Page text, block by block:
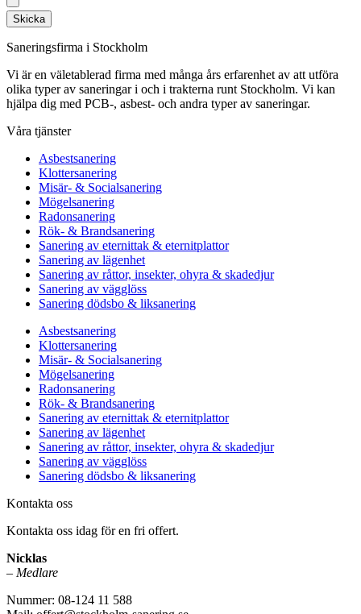
Skicka
Saneringsfirma i Stockholm
Vi är en väletablerad firma med många års erfarenhet av att utföra
olika typer av saneringar i och i trakterna runt Stockholm. Vi kan
hjälpa dig med PCB-, asbest- och andra typer av saneringar.
Våra tjänster
Asbestsanering
Klottersanering
Misär- & Socialsanering
Mögelsanering
Radonsanering
Rök- & Brandsanering
Sanering av eternittak & eternitplattor
Sanering av lägenhet
Sanering av råttor, insekter, ohyra & skadedjur
Sanering av vägglöss
Sanering dödsbo & liksanering
Asbestsanering
Klottersanering
Misär- & Socialsanering
Mögelsanering
Radonsanering
Rök- & Brandsanering
Sanering av eternittak & eternitplattor
Sanering av lägenhet
Sanering av råttor, insekter, ohyra & skadedjur
Sanering av vägglöss
Sanering dödsbo & liksanering
Kontakta oss
Kontakta oss idag för en fri offert.
Nicklas
– Medlare
Nummer: 08-124 11 588